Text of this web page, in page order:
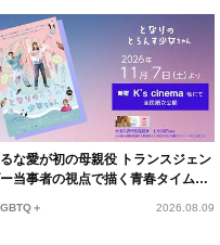
な愛が初の母親役 トランスジェン
当事者の視点で描く青春タイムス
＋ 2026.08.09